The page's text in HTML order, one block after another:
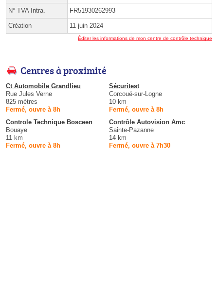
N° TVA Intra. FR51930262993
Création 11 juin 2024
Éditer les informations de mon centre de contrôle technique
Centres à proximité
Ct Automobile Grandlieu
Rue Jules Verne
825 mètres
Fermé, ouvre à 8h
Sécuritest
Corcoué-sur-Logne
10 km
Fermé, ouvre à 8h
Controle Technique Bosceen
Bouaye
11 km
Fermé, ouvre à 8h
Contrôle Autovision Amc
Sainte-Pazanne
14 km
Fermé, ouvre à 7h30